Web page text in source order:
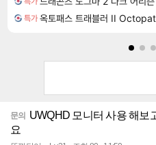
특가
문의
UWQHD 모니터 사용 해보
요